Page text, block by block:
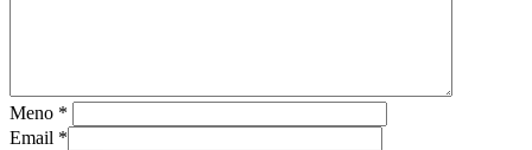
Meno *
Email *